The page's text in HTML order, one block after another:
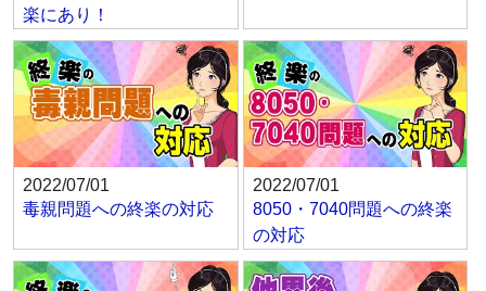
楽にあり！
2022/07/01
毒親問題への終楽の対応
2022/07/01
8050・7040問題への終楽
の対応